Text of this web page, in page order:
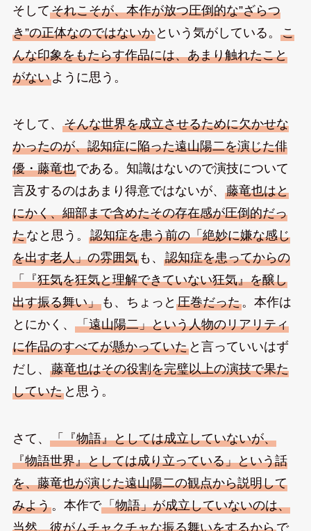
そしてそれこそが、本作が放つ圧倒的な”ざらつ
き”の正体なのではないかという気がしている。 こ
んな印象をもたらす作品には、あまり触れたこと
がないように思う。
そして、 そんな世界を成立させるために欠かせな
かったのが、認知症に陥った遠山陽二を演じた俳
優・藤竜也である。知識はないので演技について
言及するのはあまり得意ではないが、 藤竜也はと
にかく、細部まで含めたその存在感が圧倒的だっ
たなと思う。 認知症を患う前の「絶妙に嫌な感じ
を出す老人」の雰囲気も、 認知症を患ってからの
「『狂気を狂気と理解できていない狂気』を醸し
出す振る舞い」も、ちょっと 圧巻だった。本作は
とにかく、 「遠山陽二」という人物のリアリティ
に作品のすべてが懸かっていたと言っていいはず
だし、 藤竜也はその役割を完璧以上の演技で果た
していたと思う。
さて、 「『物語』としては成立していないが、
『物語世界』としては成り立っている」という話
を、藤竜也が演じた遠山陽二の観点から説明して
みよう。本作で「物語」が成立していないのは、
当然、彼がムチャクチャな振る舞いをするからで